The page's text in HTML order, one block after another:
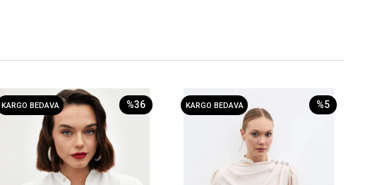
KARGO BEDAVA %36 KARGO BEDAVA %5